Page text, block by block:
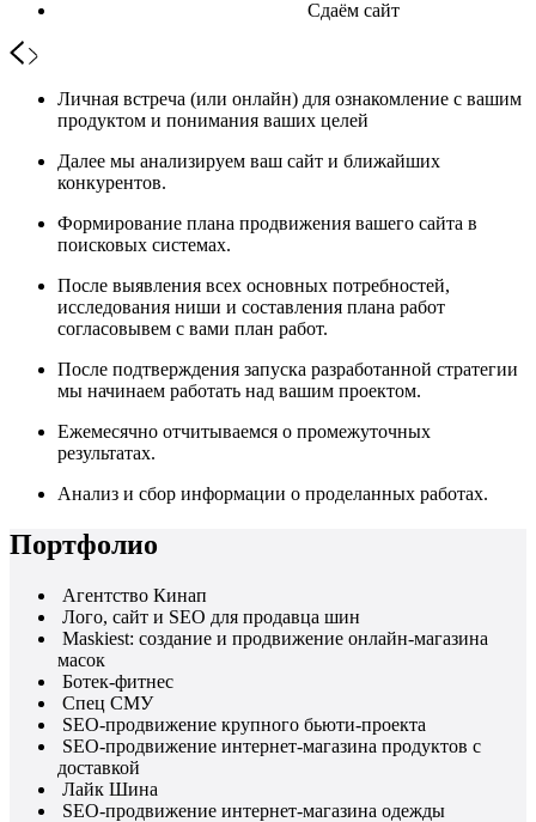
Сдаём сайт
Личная встреча (или онлайн) для ознакомление с вашим
продуктом и понимания ваших целей
Далее мы анализируем ваш сайт и ближайших
конкурентов.
Формирование плана продвижения вашего сайта в
поисковых системах.
После выявления всех основных потребностей,
исследования ниши и составления плана работ
согласовывем с вами план работ.
После подтверждения запуска разработанной стратегии
мы начинаем работать над вашим проектом.
Ежемесячно отчитываемся о промежуточных
результатах.
Анализ и сбор информации о проделанных работах.
Портфолио
Агентство Кинап
Лого, сайт и SEO для продавца шин
Maskiest: создание и продвижение онлайн-магазина
масок
Ботек-фитнес
Спец СМУ
SEO-продвижение крупного бьюти-проекта
SEO-продвижение интернет-магазина продуктов с
доставкой
Лайк Шина
SEO-продвижение интернет-магазина одежды